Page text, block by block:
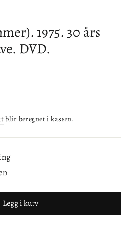
1975. 30 års
DVD.
blir beregnet i kassen.
Legg i kurv